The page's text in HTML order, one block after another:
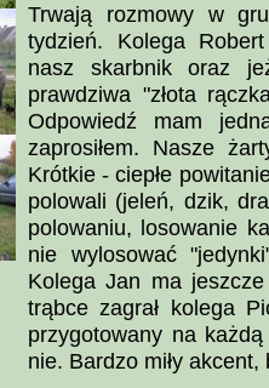
Trwają rozmowy w
tydzień. Kolega
nasz skarbnik oraz
prawdziwa "złota
Odpowiedź mam
zaprosiłem. Nasze
Krótkie - ciepłe
polowali (jeleń, dzik,
polowaniu, losowanie
nie wylosować
Kolega Jan ma
trąbce zagrał kolega
przygotowany na
nie. Bardzo miły